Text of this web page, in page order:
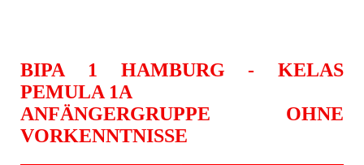
BIPA 1 HAMBURG - KELAS
PEMULA 1A
ANFÄNGERGRUPPE OHNE
VORKENNTNISSE